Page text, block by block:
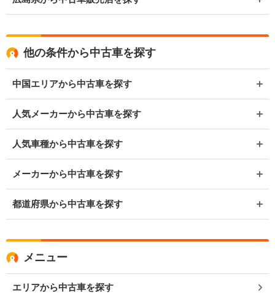
他の条件から中古車を探す
中国エリアから中古車を探す
人気メーカーから中古車を探す
人気車種から中古車を探す
メーカーから中古車を探す
都道府県から中古車を探す
メニュー
エリアから中古車を探す